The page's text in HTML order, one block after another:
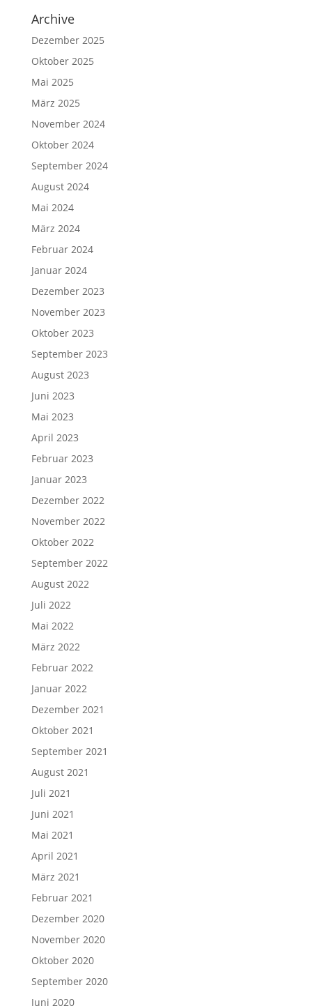
Archive
Dezember 2025
Oktober 2025
Mai 2025
März 2025
November 2024
Oktober 2024
September 2024
August 2024
Mai 2024
März 2024
Februar 2024
Januar 2024
Dezember 2023
November 2023
Oktober 2023
September 2023
August 2023
Juni 2023
Mai 2023
April 2023
Februar 2023
Januar 2023
Dezember 2022
November 2022
Oktober 2022
September 2022
August 2022
Juli 2022
Mai 2022
März 2022
Februar 2022
Januar 2022
Dezember 2021
Oktober 2021
September 2021
August 2021
Juli 2021
Juni 2021
Mai 2021
April 2021
März 2021
Februar 2021
Dezember 2020
November 2020
Oktober 2020
September 2020
Juni 2020